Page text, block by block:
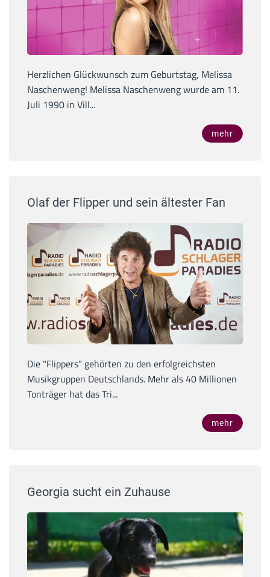
Herzlichen Glückwunsch zum Geburtstag, Melissa
Naschenweng! Melissa Naschenweng wurde am 11.
Juli 1990 in Vill...
mehr
Olaf der Flipper und sein ältester Fan
Die "Flippers" gehörten zu den erfolgreichsten
Musikgruppen Deutschlands. Mehr als 40 Millionen
Tonträger hat das Tri...
mehr
Georgia sucht ein Zuhause